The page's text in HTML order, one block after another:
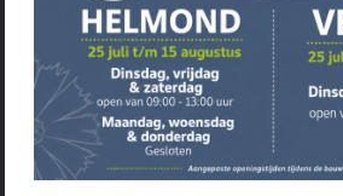
Assortiment
• Bestrating
• Grind & Split
• Tuinhout
• Tuinhuis & Overkapping